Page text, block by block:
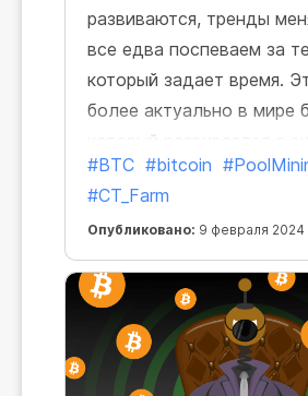
развиваются, тренды
все едва поспеваем за
который задает время.
более актуально в мире
который развивается с
большей скоростью, чем
вами повседневность.
что в нем есть
ориентир, который
в любой ситуации —
#BTC #bitcoin
#CT_Farm
Опубликовано: 9 февраля 2024